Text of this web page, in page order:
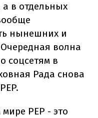
в отдельных
нынешних и
волна
соцсетям в
Рада снова
PEP - это